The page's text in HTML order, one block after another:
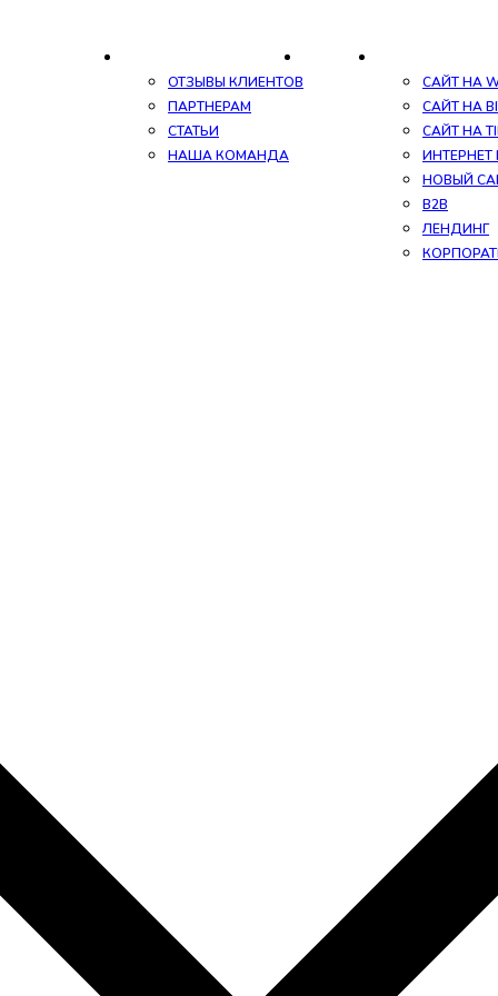
И СКИДКИ
ОТЗЫВЫ КЛИЕНТОВ
ПАРТНЕРАМ
СТАТЬИ
НАША КОМАНДА
КОНТАКТЫ
САЙТ НА
САЙТ НА
САЙТ НА
НОВЫЙ
B2B
ЛЕНДИНГ